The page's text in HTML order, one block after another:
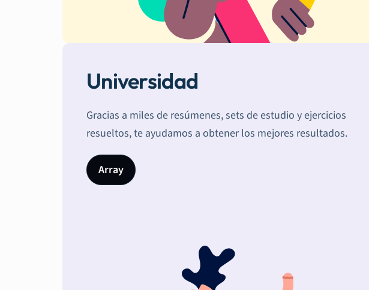
Universidad
Gracias a miles de resúmenes, sets de estudio y ejercicios
resueltos, te ayudamos a obtener los mejores resultados.
Array